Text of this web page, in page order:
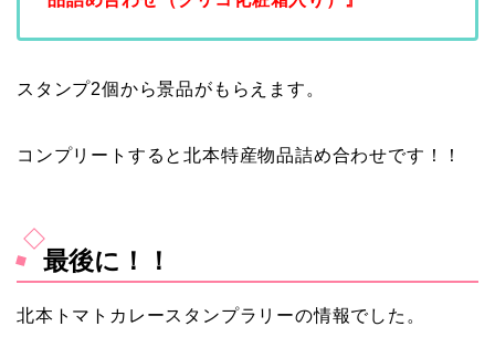
スタンプ2個から景品がもらえます。
コンプリートすると北本特産物品詰め合わせです！！
最後に！！
北本トマトカレースタンプラリーの情報でした。